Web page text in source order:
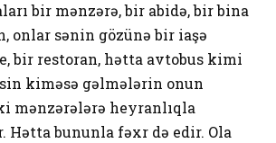
bir mənzərə, bir abidə, bir bina
onlar sənin gözünə bir iaşə
bir restoran, hətta avtobus kimi
kiməsə gəlmələrin onun
mənzərələrə heyranlıqla
Hətta bununla fəxr də edir. Ola